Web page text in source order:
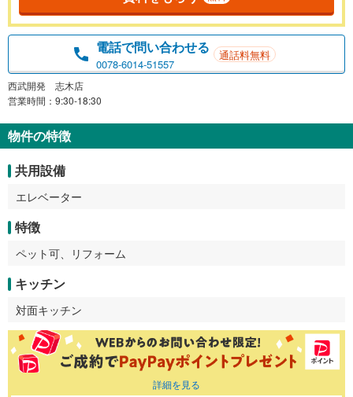
電話で問い合わせる
0078-6014-51557
通話料無料
西武開発 志木店
営業時間：9:30-18:30
物件の特徴
共用設備
エレベーター
特徴
ペット可、リフォーム
キッチン
対面キッチン
詳細を見る